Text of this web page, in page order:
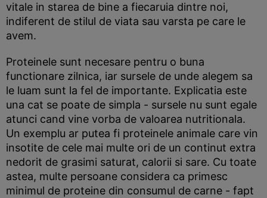
vitale in starea de bine a fiecaruia dintre noi,
indiferent de stilul de viata sau varsta pe care le
avem.
Proteinele sunt necesare pentru o buna
functionare zilnica, iar sursele de unde alegem sa
le luam sunt la fel de importante. Explicatia este
una cat se poate de simpla - sursele nu sunt egale
atunci cand vine vorba de valoarea nutritionala.
Un exemplu ar putea fi proteinele animale care vin
insotite de cele mai multe ori de un continut extra
nedorit de grasimi saturat, calorii si sare. Cu toate
astea, multe persoane considera ca primesc
minimul de proteine din consumul de carne - fapt